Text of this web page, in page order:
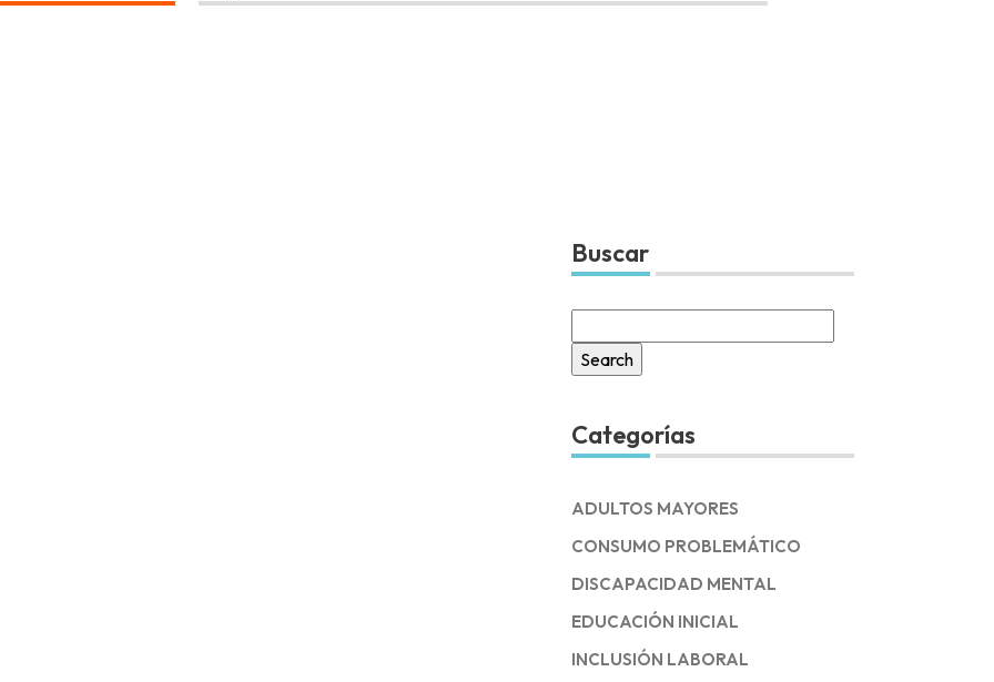
Buscar
for:
Categorías
ADULTOS MAYORES
CONSUMO PROBLEMÁTICO
DISCAPACIDAD MENTAL
EDUCACIÓN INICIAL
INCLUSIÓN LABORAL